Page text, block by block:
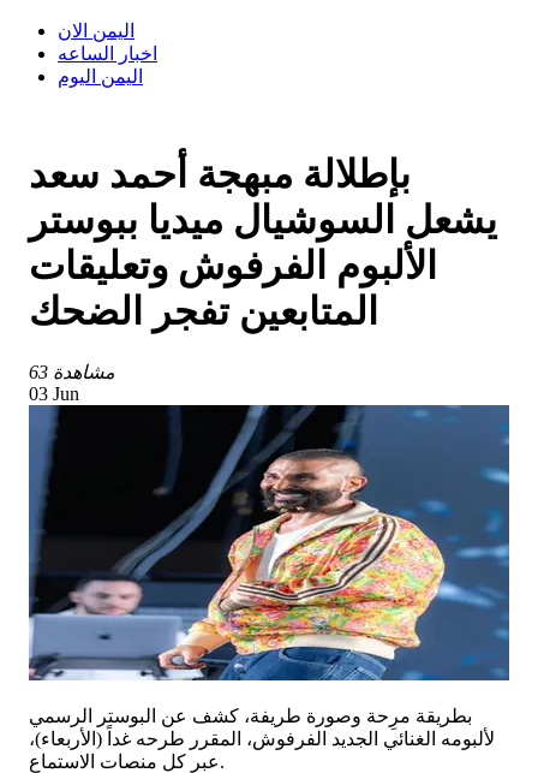
اليمن الان
اخبار الساعه
اليمن اليوم
بإطلالة مبهجة أحمد سعد
يشعل السوشيال ميديا ببوستر
الألبوم الفرفوش وتعليقات
المتابعين تفجر الضحك
63 مشاهدة
03 Jun
بطريقة مرِحة وصورة طريفة، كشف عن البوستر الرسمي
لألبومه الغنائي الجديد الفرفوش، المقرر طرحه غداً (الأربعاء)،
عبر كل منصات الاستماع.